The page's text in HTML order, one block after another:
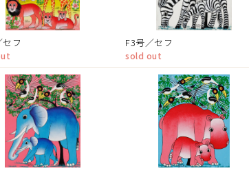
セフ F3号／セフ
sold out